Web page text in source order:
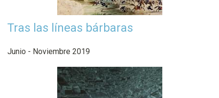
Tras las líneas bárbaras
Junio - Noviembre 2019